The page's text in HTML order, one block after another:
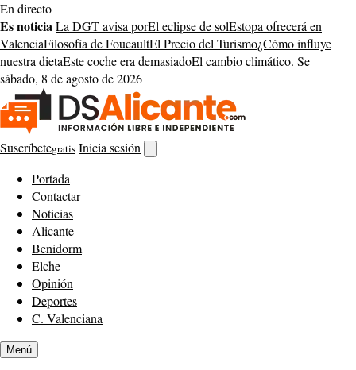
Saltar
al
contenido
En directo
Es noticiaLa DGT avisa porEl eclipse de solEstopa ofrecerá en
ValenciaFilosofía de FoucaultEl Precio del Turismo¿Cómo influye
nuestra dietaEste coche era demasiadoEl cambio climático. Se
sábado, 8 de agosto de 2026
Suscríbetegratis Inicia sesión
buscador
Portada
Contactar
Noticias
Alicante
Benidorm
Elche
Opinión
Deportes
C. Valenciana
Menú